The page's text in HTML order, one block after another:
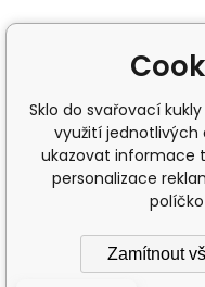
Sklo do svařovací
využití jednotlivých
ukazovat informace
personalizace
Zamítnout